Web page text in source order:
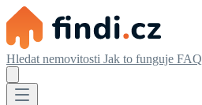
Hledat nemovitosti Jak to funguje FAQ